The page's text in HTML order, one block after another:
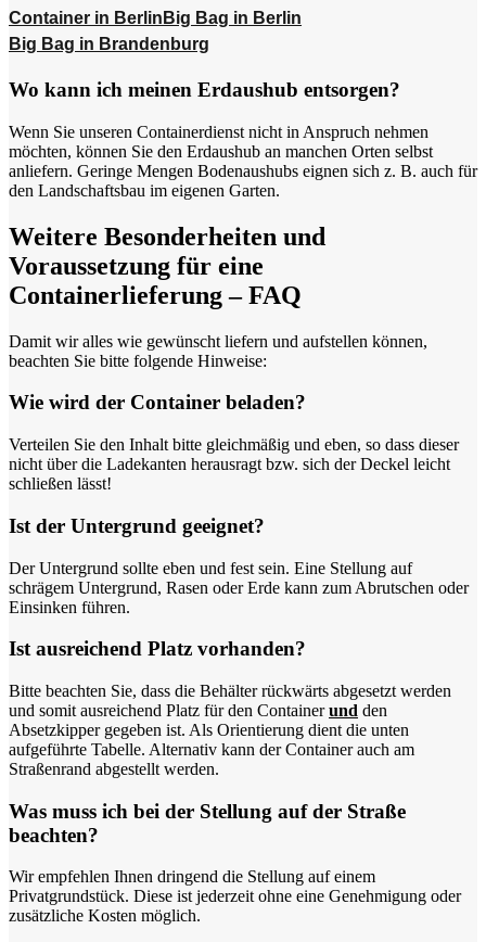
Container in Berlin Big Bag in Berlin
Big Bag in Brandenburg
Wo kann ich meinen Erdaushub entsorgen?
Wenn Sie unseren Containerdienst nicht in Anspruch nehmen
möchten, können Sie den Erdaushub an manchen Orten selbst
anliefern. Geringe Mengen Bodenaushubs eignen sich z. B. auch für
den Landschaftsbau im eigenen Garten.
Weitere Besonderheiten und
Voraussetzung für eine
Containerlieferung – FAQ
Damit wir alles wie gewünscht liefern und aufstellen können,
beachten Sie bitte folgende Hinweise:
Wie wird der Container beladen?
Verteilen Sie den Inhalt bitte gleichmäßig und eben, so dass dieser
nicht über die Ladekanten herausragt bzw. sich der Deckel leicht
schließen lässt!
Ist der Untergrund geeignet?
Der Untergrund sollte eben und fest sein. Eine Stellung auf
schrägem Untergrund, Rasen oder Erde kann zum Abrutschen oder
Einsinken führen.
Ist ausreichend Platz vorhanden?
Bitte beachten Sie, dass die Behälter rückwärts abgesetzt werden
und somit ausreichend Platz für den Containerund den
Absetzkipper gegeben ist. Als Orientierung dient die unten
aufgeführte Tabelle. Alternativ kann der Container auch am
Straßenrand abgestellt werden.
Was muss ich bei der Stellung auf der Straße
beachten?
Wir empfehlen Ihnen dringend die Stellung auf einem
Privatgrundstück. Diese ist jederzeit ohne eine Genehmigung oder
zusätzliche Kosten möglich.